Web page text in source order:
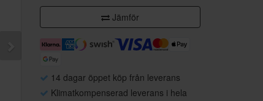
Jämför
14 dagar öppet köp från leverans
Klimatkompenserad leverans i hela